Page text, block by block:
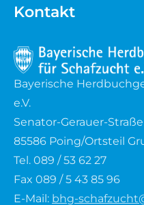
Kontakt
Bayerische
e.V.
Senator-Gerauer-Straße
85586 Poing/Ortsteil
Tel. 089 / 53 62 27
Fax 089 / 5 43 85 96
E-Mail: bhg-
Herdwick